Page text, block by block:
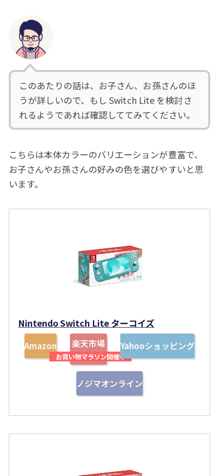
このあたりの話は、お子さん、お孫さんのほ
うが詳しいので、もし Switch Lite を検討さ
れるようであれば確認しててみてください。
こちらは本体カラーのバリエーションが豊富で、
お子さんやお孫さんの好みの色を選びやすいと思
います。
Nintendo Switch Lite ターコイズ
Amazon 楽天市場 Yahooショッピング
ノジマオンライン